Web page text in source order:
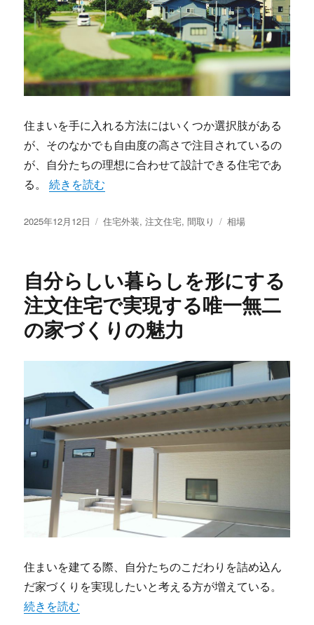
住まいを手に入れる方法にはいくつか選択肢がある
が、そのなかでも自由度の高さで注目されているの
が、自分たちの理想に合わせて設計できる住宅であ
る。“間取りの自由とコスト管理で叶える理想の注文住
続きを読む
投
2025年12月12日
カ
ー
住宅外装,注文住宅,間取り
タ
相場
自分らしい暮らしを形にする
注文住宅で実現する唯一無二
の家づくりの魅力
住まいを建てる際、自分たちのこだわりを詰め込ん
だ家づくりを実現したいと考える方が増えている。
“自分らしい暮らしを形にする注文住宅で実現する唯一無
続きを読む